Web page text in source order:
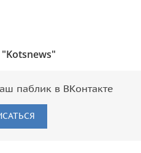
паблик в ВКонтакте